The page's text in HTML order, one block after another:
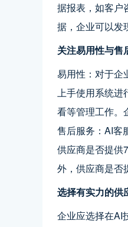
据报表，如客户
据，企业可以发
关注易用性与售
易用性：对于企
上手使用系统进
看等管理工作。
售后服务：AI客
供应商是否提供
外，供应商是否
选择有实力的供
企业应选择在AI